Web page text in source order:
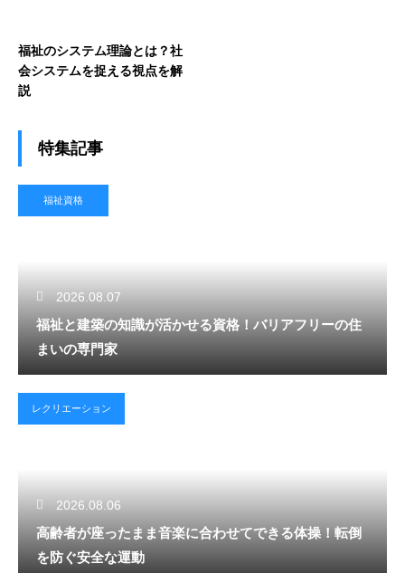
福祉のシステム理論とは？社
会システムを捉える視点を解
説
特集記事
福祉資格
2026.08.07
福祉と建築の知識が活かせる資格！バリアフリーの住
まいの専門家
レクリエーション
2026.08.06
高齢者が座ったまま音楽に合わせてできる体操！転倒
を防ぐ安全な運動